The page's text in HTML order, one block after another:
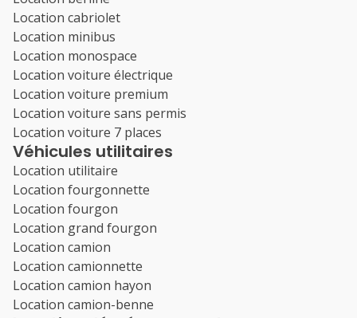
Location cabriolet
Location minibus
Location monospace
Location voiture électrique
Location voiture premium
Location voiture sans permis
Location voiture 7 places
Véhicules utilitaires
Location utilitaire
Location fourgonnette
Location fourgon
Location grand fourgon
Location camion
Location camionnette
Location camion hayon
Location camion-benne